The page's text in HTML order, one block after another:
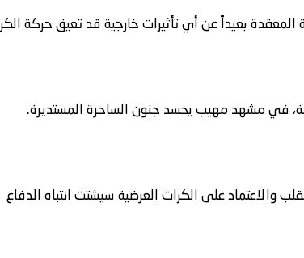
المعقدة بعيداً عن أي تأثيرات خارجية قد تعيق حركة
في مشهد مهيب يجسد جنون الساحرة المستديرة.
والاعتماد على الكرات العرضية سيشتت انتباه الدفاع